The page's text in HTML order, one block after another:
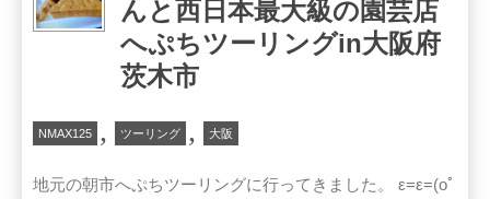
んと西日本最大級の園芸店
へぷちツーリングin大阪府
茨木市
NMAX125 , ツーリング , 大阪
地元の朝市へぷちツーリングに行ってきました。 ε=ε=(oﾟ